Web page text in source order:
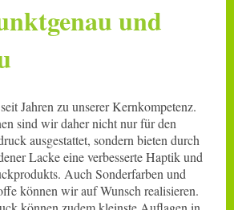
und
Jahren zu unserer Kernkompetenz.
sind wir daher nicht nur für den
ausgestattet, sondern bieten durch
Lacke eine verbesserte Haptik und
Auch Sonderfarben und
können wir auf Wunsch realisieren.